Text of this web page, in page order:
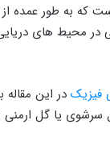
که به طور عمده
در محیط های
فیزیک در این
سرشوی یا گل